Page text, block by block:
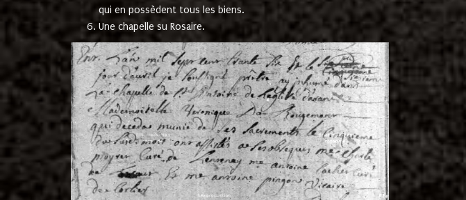
qui en possèdent tous les biens.
Une chapelle su Rosaire.